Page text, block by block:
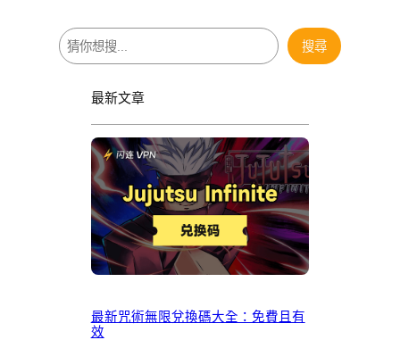
搜
尋
搜尋
最新文章
最新咒術無限兌換碼大全：免費且有
效